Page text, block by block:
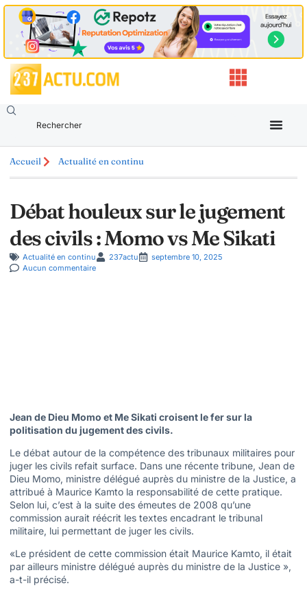
Accueil Actualité en continu
Débat houleux sur le jugement
des civils : Momo vs Me Sikati
Actualité en continu 237actu
septembre 10, 2025
Aucun commentaire
Jean de Dieu Momo et Me Sikati croisent le fer sur la
politisation du jugement des civils.
Le débat autour de la compétence des tribunaux militaires pour
juger les civils refait surface. Dans une récente tribune, Jean de
Dieu Momo, ministre délégué auprès du ministre de la Justice, a
attribué à Maurice Kamto la responsabilité de cette pratique.
Selon lui, c’est à la suite des émeutes de 2008 qu’une
commission aurait réécrit les textes encadrant le tribunal
militaire, lui permettant de juger les civils.
«Le président de cette commission était Maurice Kamto, il était
par ailleurs ministre délégué auprès du ministre de la Justice »,
a-t-il précisé.